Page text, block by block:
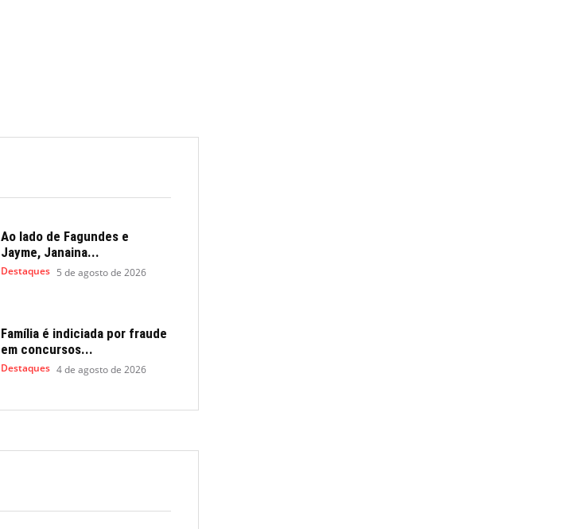
Ao lado de Fagundes e
Jayme, Janaina...
Destaques 5 de agosto de 2026
Família é indiciada por fraude
em concursos...
Destaques 4 de agosto de 2026